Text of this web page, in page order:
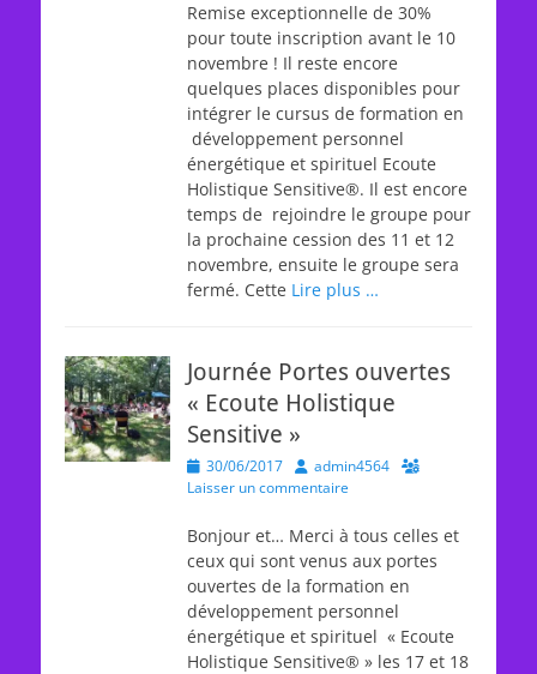
Remise exceptionnelle de 30%
pour toute inscription avant le 10
novembre ! Il reste encore
quelques places disponibles pour
intégrer le cursus de formation en
développement personnel
énergétique et spirituel Ecoute
Holistique Sensitive®. Il est encore
temps de rejoindre le groupe pour
la prochaine cession des 11 et 12
novembre, ensuite le groupe sera
fermé. Cette Lire plus …
Journée Portes ouvertes
« Ecoute Holistique
Sensitive »
Posted
on
30/06/2017 Author
admin4564
Laisser un commentaire
Bonjour et… Merci à tous celles et
ceux qui sont venus aux portes
ouvertes de la formation en
développement personnel
énergétique et spirituel « Ecoute
Holistique Sensitive® » les 17 et 18